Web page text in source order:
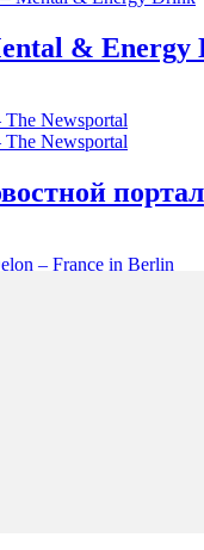
& Energy
портал